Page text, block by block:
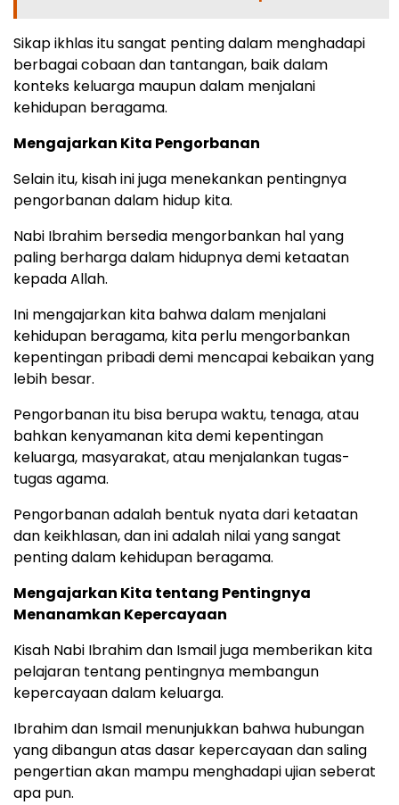
Sikap ikhlas itu sangat penting dalam menghadapi
berbagai cobaan dan tantangan, baik dalam
konteks keluarga maupun dalam menjalani
kehidupan beragama.
Mengajarkan Kita Pengorbanan
Selain itu, kisah ini juga menekankan pentingnya
pengorbanan dalam hidup kita.
Nabi Ibrahim bersedia mengorbankan hal yang
paling berharga dalam hidupnya demi ketaatan
kepada Allah.
Ini mengajarkan kita bahwa dalam menjalani
kehidupan beragama, kita perlu mengorbankan
kepentingan pribadi demi mencapai kebaikan yang
lebih besar.
Pengorbanan itu bisa berupa waktu, tenaga, atau
bahkan kenyamanan kita demi kepentingan
keluarga, masyarakat, atau menjalankan tugas-
tugas agama.
Pengorbanan adalah bentuk nyata dari ketaatan
dan keikhlasan, dan ini adalah nilai yang sangat
penting dalam kehidupan beragama.
Mengajarkan Kita tentang Pentingnya
Menanamkan Kepercayaan
Kisah Nabi Ibrahim dan Ismail juga memberikan kita
pelajaran tentang pentingnya membangun
kepercayaan dalam keluarga.
Ibrahim dan Ismail menunjukkan bahwa hubungan
yang dibangun atas dasar kepercayaan dan saling
pengertian akan mampu menghadapi ujian seberat
apa pun.